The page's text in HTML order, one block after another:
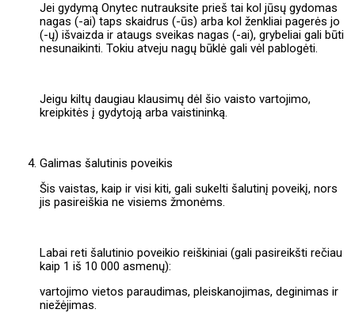
Jei gydymą Onytec nutrauksite prieš tai kol jūsų gydomas
nagas (-ai) taps skaidrus (-ūs) arba kol ženkliai pagerės jo
(-ų) išvaizda ir ataugs sveikas nagas (-ai), grybeliai gali būti
nesunaikinti. Tokiu atveju nagų būklė gali vėl pablogėti.
Jeigu kiltų daugiau klausimų dėl šio vaisto vartojimo,
kreipkitės į gydytoją arba vaistininką.
Galimas šalutinis poveikis
Šis vaistas, kaip ir visi kiti, gali sukelti šalutinį poveikį, nors
jis pasireiškia ne visiems žmonėms.
Labai reti šalutinio poveikio reiškiniai (gali pasireikšti rečiau
kaip 1 iš 10 000 asmenų):
vartojimo vietos paraudimas, pleiskanojimas, deginimas ir
niežėjimas.